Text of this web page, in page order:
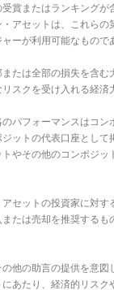
賞またはランキング
アセットは、これら
ーが利用可能なもの
たは全部の損失を含
スクを受け入れる経
パフォーマンスはコ
ットの代表口座とし
やその他のコンポジ
セットの投資家に対
たは売却を推奨する
他の助言の提供を意
あたり、経済的リス